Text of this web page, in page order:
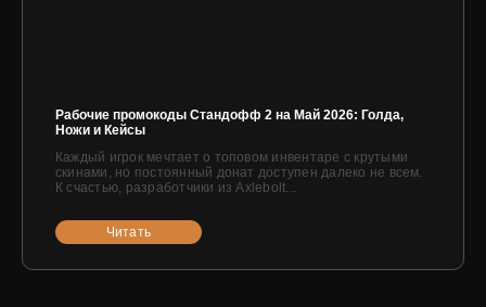
Рабочие промокоды Стандофф 2 на Май 2026: Голда,
Ножи и Кейсы
Каждый игрок мечтает о топовом инвентаре с крутыми
скинами, но постоянный донат доступен далеко не всем.
К счастью, разработчики из Axlebolt...
Читать